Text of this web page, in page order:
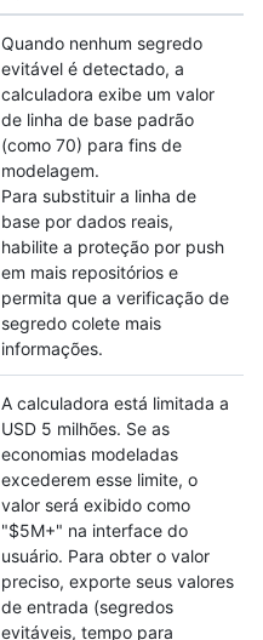
Quando nenhum segredo
evitável é detectado, a
calculadora exibe um valor
de linha de base padrão
(como 70) para fins de
modelagem.
Para substituir a linha de
base por dados reais,
habilite a proteção por push
em mais repositórios e
permita que a verificação de
segredo colete mais
informações.
A calculadora está limitada a
USD 5 milhões. Se as
economias modeladas
excederem esse limite, o
valor será exibido como
"$5M+" na interface do
usuário. Para obter o valor
preciso, exporte seus valores
de entrada (segredos
evitáveis, tempo para